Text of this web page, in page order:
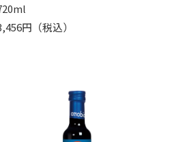
円（税込）